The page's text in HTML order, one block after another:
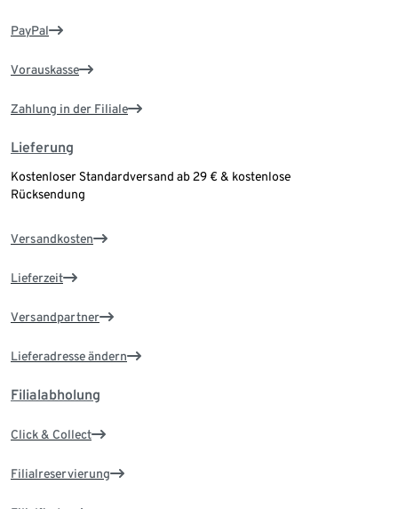
PayPal
Vorauskasse
Zahlung in der Filiale
Lieferung
Kostenloser Standardversand ab 29 € & kostenlose
Rücksendung
Versandkosten
Lieferzeit
Versandpartner
Lieferadresse ändern
Filialabholung
Click & Collect
Filialreservierung